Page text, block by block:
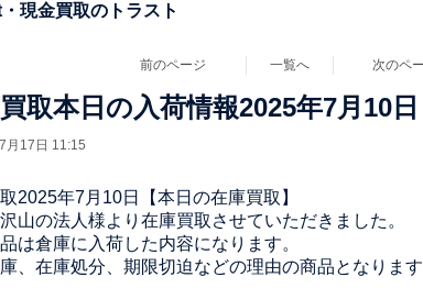
現金買取のトラスト
前のページ 一覧へ 次のペ
取本日の入荷情報2025年7月10日
月17日 11:15
2025年7月10日【本日の在庫買取】
山の法人様より在庫買取させていただきました。
は倉庫に入荷した内容になります。
、在庫処分、期限切迫などの理由の商品となりま